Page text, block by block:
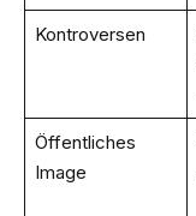
Kontroversen
Öffentliches
Image